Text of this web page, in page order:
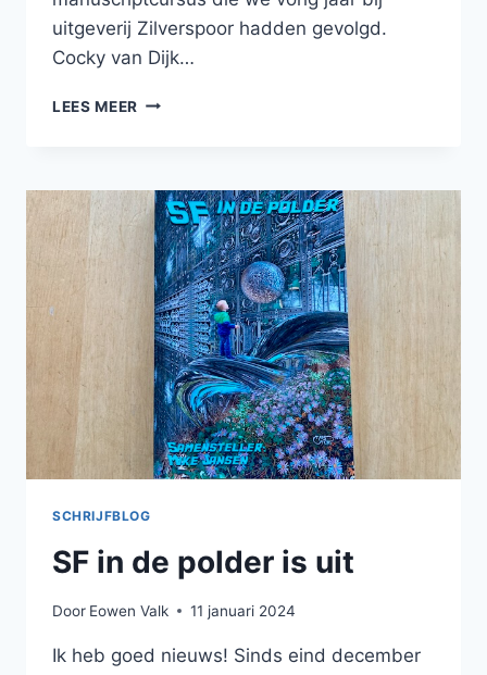
uitgeverij Zilverspoor hadden gevolgd.
Cocky van Dijk…
LEES MEER UPDATE
SCHRIJFBLOG
SF in de polder is uit
Door Eowen Valk 11 januari 2024
Ik heb goed nieuws! Sinds eind december